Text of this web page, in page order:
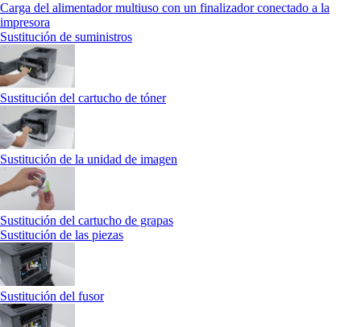
Carga del alimentador multiuso con un finalizador conectado a la
impresora
Sustitución de suministros
Sustitución del cartucho de tóner
Sustitución de la unidad de imagen
Sustitución del cartucho de grapas
Sustitución de las piezas
Sustitución del fusor